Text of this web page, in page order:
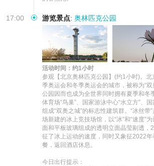
17:00 游览景点: 奥林匹克公园
活动时间：约1小时
参观【北京奥林匹克公园】(约1小时)。
季奥运会和冬季奥运会的城市，被称为“
公园因而也成为全世界同时拥有夏季和冬
体育场“鸟巢”、国家游泳中心“水立方”、
组成“双奥之城”的标志性建筑群。“冰丝带
场新建的冰上竞技场馆，以“冰”和“速度”
面和平板玻璃组成的透明立面晶莹剔透，
征了冰上运动的速度，同时又象征2022
餐，返回酒店休息。
今日出行提示：